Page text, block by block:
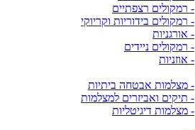
- רמקולים רצפתיים
- רמקולים בידוריות וקריוקי
- אורגניות
- רמקולים ניידים
- אוזניות
- מצלמות אבטחה ביתיות
- תיקים ואביזרים למצלמות
- מצלמות דיגיטליות